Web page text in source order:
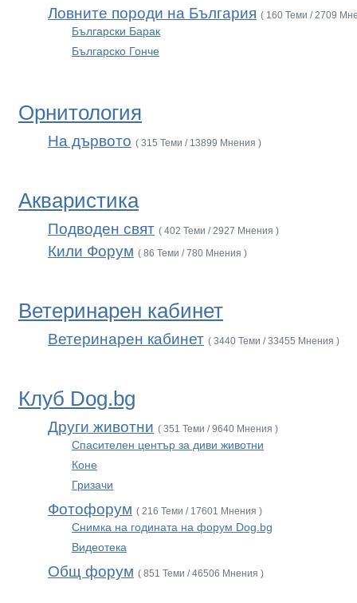
Ловните породи на България ( 160 Теми / 2709
Български Барак
Българско Гонче
Орнитология
На дървото ( 315 Теми / 13899 Мнения )
Акваристика
Подводен свят ( 402 Теми / 2927 Мнения )
Кили Форум ( 86 Теми / 780 Мнения )
Ветеринарен кабинет
Ветеринарен кабинет ( 3440 Теми / 33455 Мнения )
Клуб Dog.bg
Други животни ( 351 Теми / 9640 Мнения )
Спасителен център за диви животни
Коне
Гризачи
Фотофорум ( 216 Теми / 17601 Мнения )
Снимка на годината на форум Dog.bg
Видеотека
Общ форум ( 851 Теми / 46506 Мнения )